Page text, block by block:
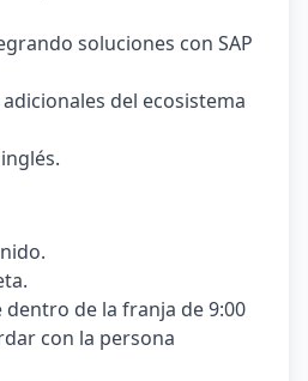
soluciones con SAP
del ecosistema
de la franja de 9:00
con la persona